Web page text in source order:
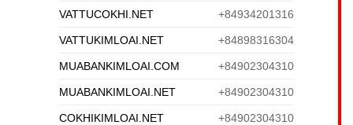
VATTUCOKHI.NET +84934201316
VATTUKIMLOAI.NET +84898316304
MUABANKIMLOAI.COM +84902304310
MUABANKIMLOAI.NET +84902304310
COKHIKIMLOAI.NET +84902304310